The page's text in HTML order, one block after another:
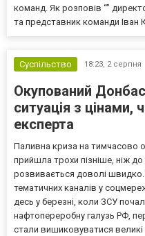
команд. Як розповів “”
та представник команди Іван
Суспільство 18:23, 2 серпня
Окупований Донбас
ситуація з цінами,
експерта
Паливна криза на тимчасово
прийшла трохи пізніше, ніж
розвивається доволі
тематичних каналів у
десь у березні, коли ЗСУ
нафтопереробну галузь РФ,
стали вишиковуватися